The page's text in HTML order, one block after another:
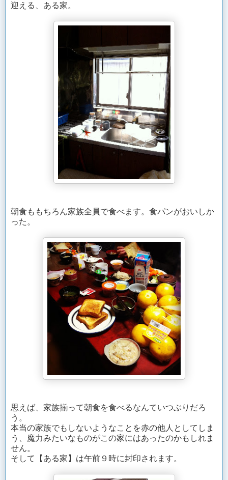
迎える、ある家。
朝食ももちろん家族全員で食べます。食パンがおいしか
った。
思えば、家族揃って朝食を食べるなんていつぶりだろ
う。
本当の家族でもしないようなことを赤の他人としてしま
う、魔力みたいなものがこの家にはあったのかもしれま
せん。
そして【ある家】は午前９時に封印されます。